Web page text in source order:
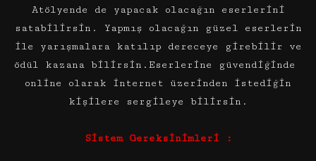
Atölyende de yapacak olacağın eserlerini
satabilirsin. Yapmış olacağın güzel eserlerin
ile yarışmalara katılıp dereceye girebilir ve
ödül kazana bilirsin.Eserlerine güvendiğinde
online olarak internet üzerinden istediğin
kişilere sergileye bilirsin.
Sistem Gereksinimleri :